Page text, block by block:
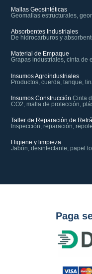
Mallas Geosintéticas
Geomallas estructurales,
Absorbentes Industriales
De hidrocarburos y
Material de Empaque
Grapas industriales, cinta de
Insumos Agroindustriales
Productos, cuerda, tanque,
Insumos Construcción Cinta
CO2, malla de protección,
Taller de Reparación de
Inspección, reparación,
Higiene y limpieza
Jabón, desinfectante, papel
Paga